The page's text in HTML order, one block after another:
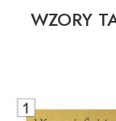
WZORY